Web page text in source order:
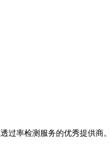
过率检测服务的优秀提供商。